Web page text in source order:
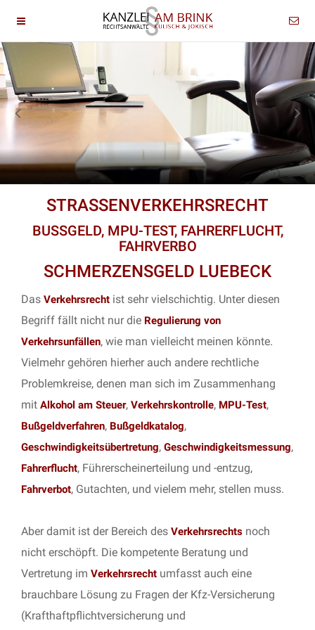
STRASSENVERKEHRSRECHT
BUSSGELD, MPU-TEST, FAHRERFLUCHT,
FAHRVERBO
SCHMERZENSGELD LUEBECK
Das Verkehrsrecht ist sehr vielschichtig. Unter diesen
Begriff fällt nicht nur die Regulierung von
Verkehrsunfällen, wie man vielleicht meinen könnte.
Vielmehr gehören hierher auch andere rechtliche
Problemkreise, denen man sich im Zusammenhang
mit Alkohol am Steuer, Verkehrskontrolle, MPU-Test,
Bußgeldverfahren, Bußgeldkatalog,
Geschwindigkeitsübertretung, Geschwindigkeitsmessung,
Fahrerflucht, Führerscheinerteilung und -entzug,
Fahrverbot, Gutachten, und vielem mehr, stellen muss.
Aber damit ist der Bereich des Verkehrsrechts noch
nicht erschöpft. Die kompetente Beratung und
Vertretung im Verkehrsrecht umfasst auch eine
brauchbare Lösung zu Fragen der Kfz-Versicherung
(Krafthaftpflichtversicherung und